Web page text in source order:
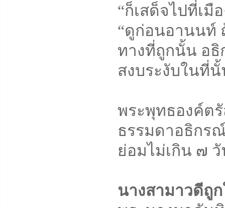
“ก็เสด็จไปที่เมื
“ดูก่อนอานนท์
ทางที่ถูกนั้น อ
สงบระงับในที่
พระพุทธองค์ต
ธรรมดาอธิกร
ย่อมไม่เกิน ๗ วั
นางสามาวดีถูก